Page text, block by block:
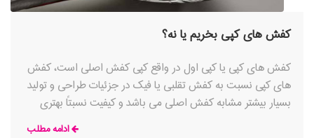
کفش های کپی بخریم یا نه؟
کفش های کپی یا کپی اول در واقع کپی کفش اصلی است، کفش
های کپی نسبت به کفش تقلبی یا فیک در جزئیات طراحی و تولید
بسیار بیشتر مشابه کفش اصلی می باشد و کیفیت نسبتاً بهتری
ادامه مطلب